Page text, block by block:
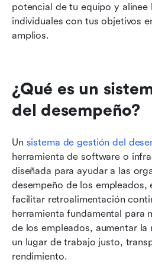
potencial de tu equipo y alinee
individuales con tus objetivos
amplios.
¿Qué es un
del desempeño?
Un sistema de gestión del
herramienta de software o
diseñada para ayudar a las
desempeño de los empleados,
facilitar retroalimentación
herramienta fundamental para
de los empleados, aumentar
un lugar de trabajo justo,
rendimiento.